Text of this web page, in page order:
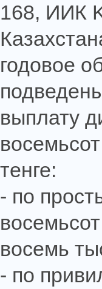
168, ИИК
годовое
выплату
тенге:
- по
восемь
- по